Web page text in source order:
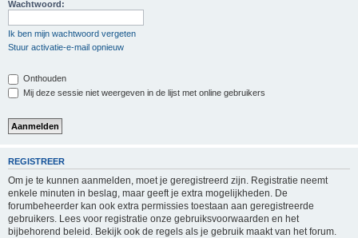
Wachtwoord:
Ik ben mijn wachtwoord vergeten
Stuur activatie-e-mail opnieuw
Onthouden
Mij deze sessie niet weergeven in de lijst met online gebruikers
REGISTREER
Om je te kunnen aanmelden, moet je geregistreerd zijn. Registratie neemt
enkele minuten in beslag, maar geeft je extra mogelijkheden. De
forumbeheerder kan ook extra permissies toestaan aan geregistreerde
gebruikers. Lees voor registratie onze gebruiksvoorwaarden en het
bijbehorend beleid. Bekijk ook de regels als je gebruik maakt van het forum.